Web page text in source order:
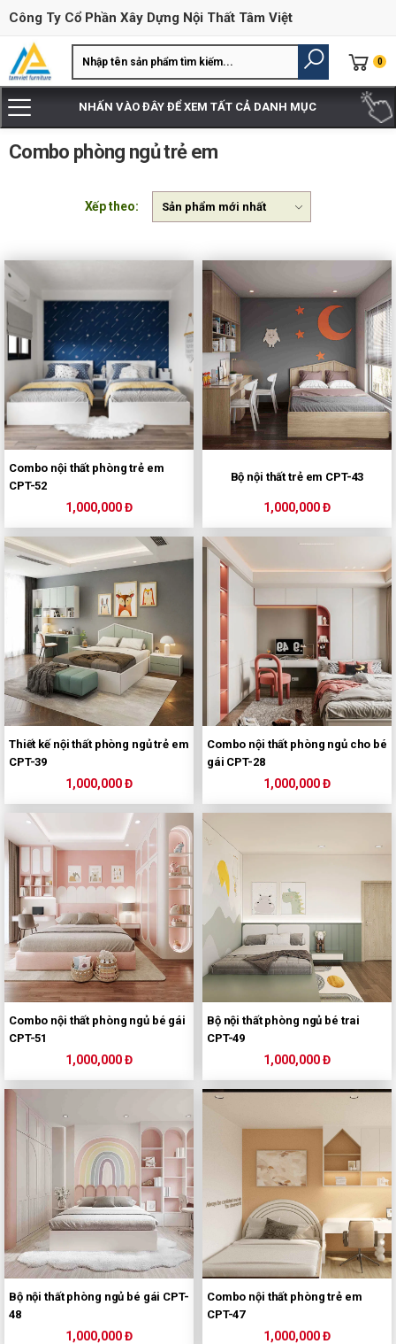
Công Ty Cổ Phần Xây Dựng Nội Thất Tâm Việt
0
NHẤN VÀO ĐÂY ĐỂ XEM TẤT CẢ DANH MỤC
Combo phòng ngủ trẻ em
Xếp theo:
Combo nội thất phòng trẻ em
CPT-52
1,000,000 Đ
Bộ nội thất trẻ em CPT-43
1,000,000 Đ
Thiết kế nội thất phòng ngủ trẻ em
CPT-39
1,000,000 Đ
Combo nội thất phòng ngủ cho bé
gái CPT-28
1,000,000 Đ
Combo nội thất phòng ngủ bé gái
CPT-51
1,000,000 Đ
Bộ nội thất phòng ngủ bé trai
CPT-49
1,000,000 Đ
Bộ nội thất phòng ngủ bé gái CPT-
48
1,000,000 Đ
Combo nội thất phòng trẻ em
CPT-47
1,000,000 Đ